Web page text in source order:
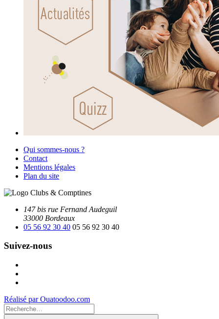
Qui sommes-nous ?
Contact
Mentions légales
Plan du site
147 bis rue Fernand Audeguil
33000 Bordeaux
05 56 92 30 40 05 56 92 30 40
Suivez-nous
Réalisé par Ouatoodoo.com
Recherche
pour